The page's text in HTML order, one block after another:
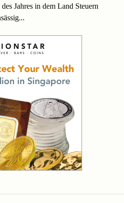
Jahres in dem Land Steuern